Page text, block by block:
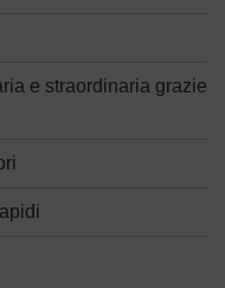
e straordinaria grazie